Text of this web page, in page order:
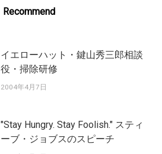
Recommend
イエローハット・鍵山秀三郎相談
役・掃除研修
2004年4月7日
"Stay Hungry. Stay Foolish." スティ
ーブ・ジョブスのスピーチ